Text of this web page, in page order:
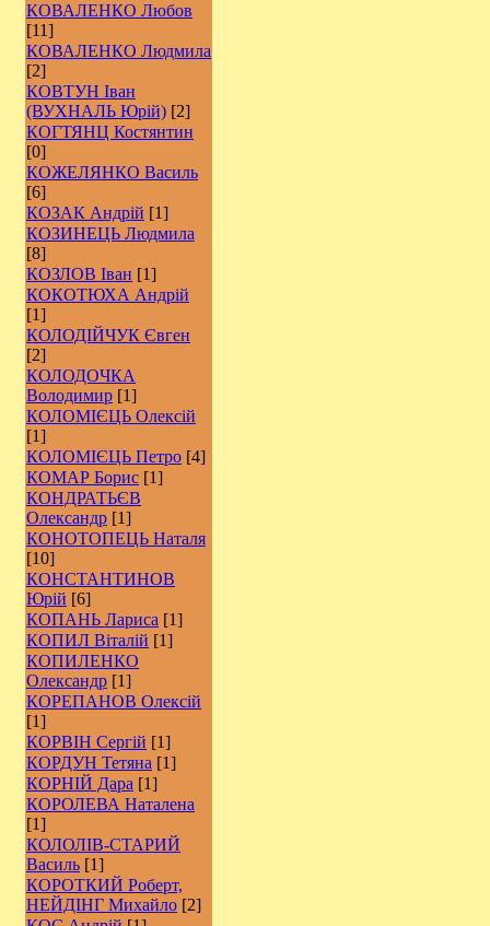
КОВАЛЕНКО Любов
[11]
КОВАЛЕНКО Людмила
[2]
КОВТУН Іван
(ВУХНАЛЬ Юрій) [2]
КОГТЯНЦ Костянтин
[0]
КОЖЕЛЯНКО Василь
[6]
КОЗАК Андрій [1]
КОЗИНЕЦЬ Людмила
[8]
КОЗЛОВ Іван [1]
КОКОТЮХА Андрій
[1]
КОЛОДІЙЧУК Євген
[2]
КОЛОДОЧКА
Володимир [1]
КОЛОМІЄЦЬ Олексій
[1]
КОЛОМІЄЦЬ Петро [4]
КОМАР Борис [1]
КОНДРАТЬЄВ
Олександр [1]
КОНОТОПЕЦЬ Наталя
[10]
КОНСТАНТИНОВ
Юрій [6]
КОПАНЬ Лариса [1]
КОПИЛ Віталій [1]
КОПИЛЕНКО
Олександр [1]
КОРЕПАНОВ Олексій
[1]
КОРВІН Сергій [1]
КОРДУН Тетяна [1]
КОРНІЙ Дара [1]
КОРОЛЕВА Наталена
[1]
КОЛОЛІВ-СТАРИЙ
Василь [1]
КОРОТКИЙ Роберт,
НЕЙДІНГ Михайло [2]